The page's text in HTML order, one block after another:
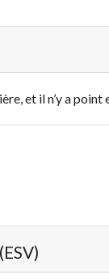
et il n’y a point